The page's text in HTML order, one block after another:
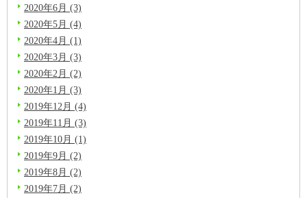
2020年6月 (3)
2020年5月 (4)
2020年4月 (1)
2020年3月 (3)
2020年2月 (2)
2020年1月 (3)
2019年12月 (4)
2019年11月 (3)
2019年10月 (1)
2019年9月 (2)
2019年8月 (2)
2019年7月 (2)